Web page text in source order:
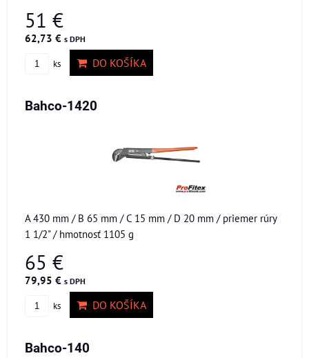
51 €
62,73 € s DPH
ks DO KOŠÍKA
Bahco-1420
A 430 mm / B 65 mm / C 15 mm / D 20 mm / priemer rúry
1 1/2" / hmotnosť 1105 g
65 €
79,95 € s DPH
ks DO KOŠÍKA
Bahco-140